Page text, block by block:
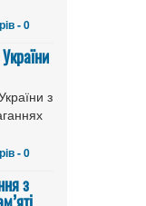
- 0
з
- 0
з